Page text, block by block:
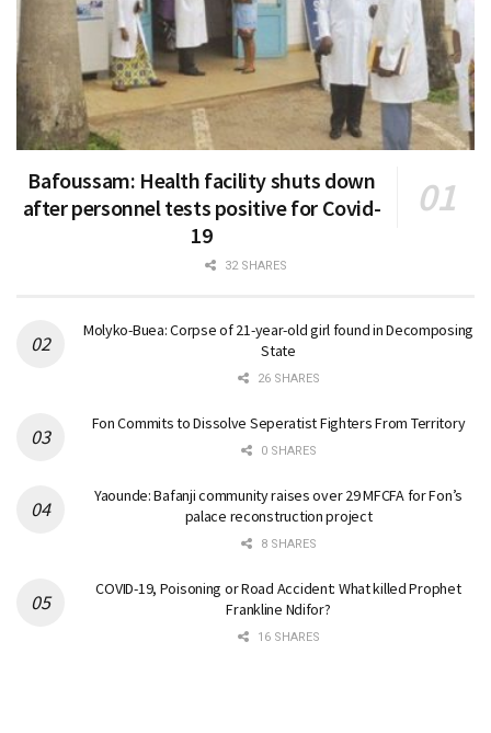
Bafoussam: Health facility shuts down
after personnel tests positive for Covid-
19
32 SHARES
Molyko-Buea: Corpse of 21-year-old girl found in Decomposing
State
26 SHARES
Fon Commits to Dissolve Seperatist Fighters From Territory
0 SHARES
Yaounde: Bafanji community raises over 29 MFCFA for Fon’s
palace reconstruction project
8 SHARES
COVID-19, Poisoning or Road Accident: What killed Prophet
Frankline Ndifor?
16 SHARES